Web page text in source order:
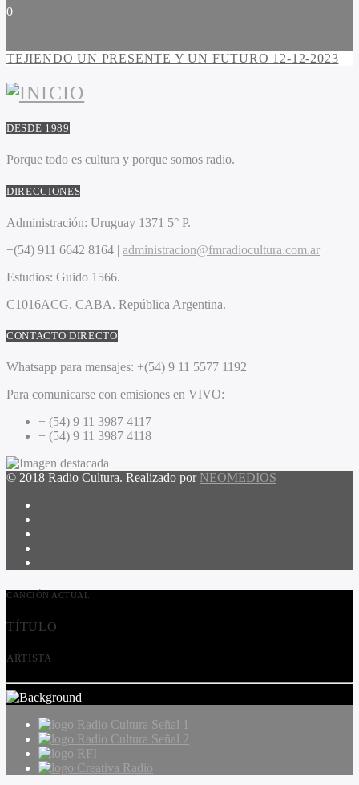
0
TEJIENDO UN PRESENTE Y UN FUTURO 12-12-2023
DESDE 1989
Porque todo es cultura y porque somos radio.
DIRECCIONES
Administración: Uruguay 1371 5° P.
+(54) 911 6642 8164 | administracion@fmradiocultura.com.ar
Estudios: Guido 1566.
C1016ACG. CABA. República Argentina.
CONTACTO DIRECTO
Whatsapp para mensajes: +(54) 9 11 5577 1192
Para comunicarse con emisiones en VIVO:
+ (54) 9 11 3987 4117
+ (54) 9 11 3987 4118
© 2018 Radio Cultura. Realizado por NEOMEDIOS
CANCIÓN ACTUAL
TÍTULO
ARTISTA
Radio Cultura Señal 1
Radio Cultura Señal 2
RFI
Creativa Radio